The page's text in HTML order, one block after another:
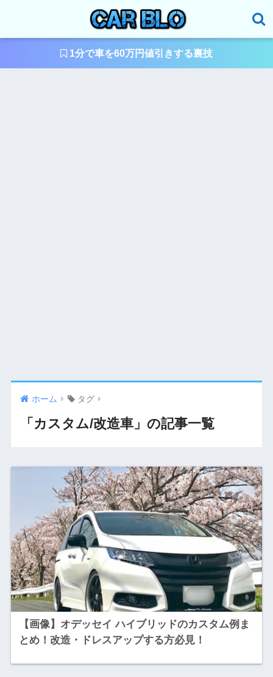
1分で車を60万円値引きする裏技
ホーム タグ
「カスタム/改造車」の記事一覧
【画像】オデッセイ ハイブリッドのカスタム例ま
とめ！改造・ドレスアップする方必見！